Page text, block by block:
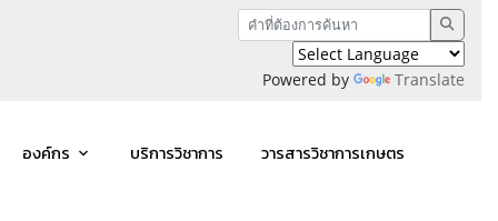
Powered by Translate
องค์กร บริการวิชาการ วารสารวิชาการเกษตร